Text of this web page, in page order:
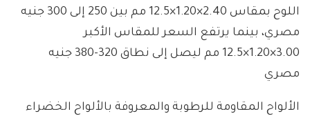
اللوح بمقاس 2.40×1.20×12.5 مم بين 250 إلى 300 جنيه
مصري، بينما يرتفع السعر للمقاس الأكبر
3.00×1.20×12.5 مم ليصل إلى نطاق 320-380 جنيه
مصري
الألواح المقاومة للرطوبة والمعروفة بالألواح الخضراء